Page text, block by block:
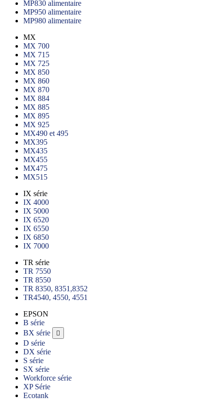
MP830 alimentaire
MP950 alimentaire
MP980 alimentaire
MX
MX 700
MX 715
MX 725
MX 850
MX 860
MX 870
MX 884
MX 885
MX 895
MX 925
MX490 et 495
MX395
MX435
MX455
MX475
MX515
IX série
IX 4000
IX 5000
IX 6520
IX 6550
IX 6850
IX 7000
TR série
TR 7550
TR 8550
TR 8350, 8351,8352
TR4540, 4550, 4551
EPSON
B série
BX série

D série
DX série
S série
SX série
Workforce série
XP Série
Ecotank